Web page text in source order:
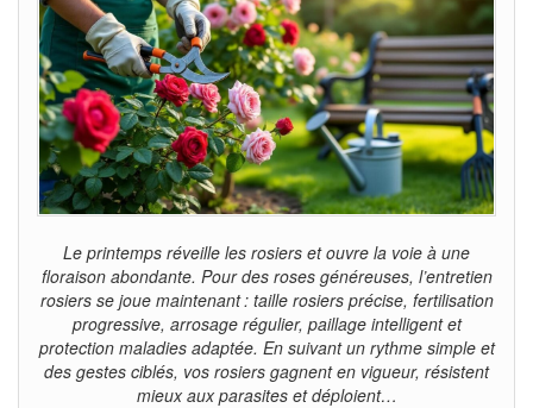
Le printemps réveille les rosiers et ouvre la voie à une
floraison abondante. Pour des roses généreuses, l’entretien
rosiers se joue maintenant : taille rosiers précise, fertilisation
progressive, arrosage régulier, paillage intelligent et
protection maladies adaptée. En suivant un rythme simple et
des gestes ciblés, vos rosiers gagnent en vigueur, résistent
mieux aux parasites et déploient…